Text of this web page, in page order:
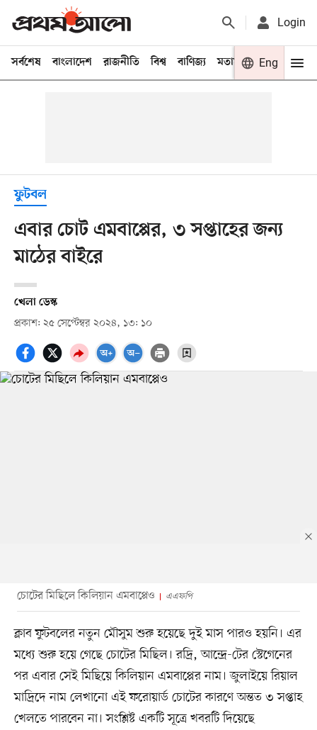
Login
সর্বশেষ বাংলাদেশ রাজনীতি বিশ্ব বাণিজ্য মতামত খেলা
Eng
ফুটবল
এবার চোট এমবাপ্পের, ৩ সপ্তাহের জন্য
মাঠের বাইরে
খেলা ডেস্ক
প্রকাশ: ২৫ সেপ্টেম্বর ২০২৪, ১৩: ১০
চোটের মিছিলে কিলিয়ান এমবাপ্পেও এএফপি
ক্লাব ফুটবলের নতুন মৌসুম শুরু হয়েছে দুই মাস পারও হয়নি। এর
মধ্যে শুরু হয়ে গেছে চোটের মিছিল। রদ্রি, আন্দ্রে-টের স্টেগেনের
পর এবার সেই মিছিয়ে কিলিয়ান এমবাপ্পের নাম। জুলাইয়ে রিয়াল
মাদ্রিদে নাম লেখানো এই ফরোয়ার্ড চোটের কারণে অন্তত ৩ সপ্তাহ
খেলতে পারবেন না। সংশ্লিষ্ট একটি সূত্রে খবরটি দিয়েছে